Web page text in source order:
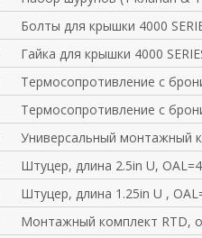
Болты для крышки 4000
Гайка для крышки 4000
Термосопротивление с
Термосопротивление с
Универсальный монтажный
Штуцер, длина 2.5in U,
Штуцер, длина 1.25in U ,
Монтажный комплект RTD,